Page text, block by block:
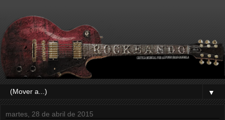
▼
martes, 28 de abril de 2015